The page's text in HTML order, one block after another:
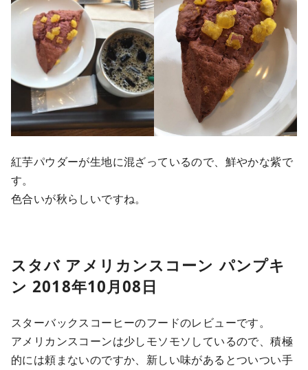
紅芋パウダーが生地に混ざっているので、鮮やかな紫で
す。
色合いが秋らしいですね。
スタバ アメリカンスコーン パンプキ
ン 2018年10月08日
スターバックスコーヒーのフードのレビューです。
アメリカンスコーンは少しモソモソしているので、積極
的には頼まないのですか、新しい味があるとついつい手